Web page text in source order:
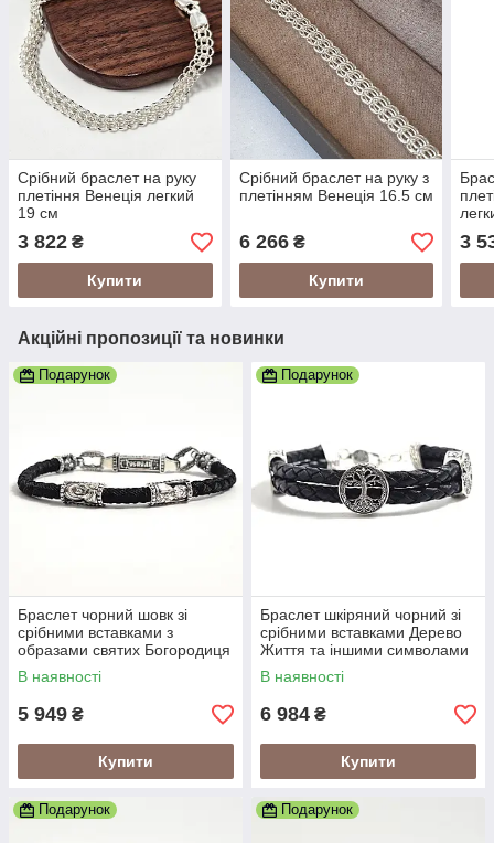
Срібний браслет на руку
плетіння Венеція легкий
19 см
3 822 ₴
Купити
Срібний браслет на руку з
плетінням Венеція 16.5 см
6 266₴
Купити
3
Акційні пропозиції та новинки
Подарунок
Браслет чорний шовк зі
срібними вставками з
образами святих Богородиця
та Спаситель
В наявності
5 949 ₴
Купити
Подарунок
Браслет шкіряний чорний зі
срібними вставками Дерево
Життя та іншими символами
В наявності
6 984 ₴
Купити
Подарунок Подарунок